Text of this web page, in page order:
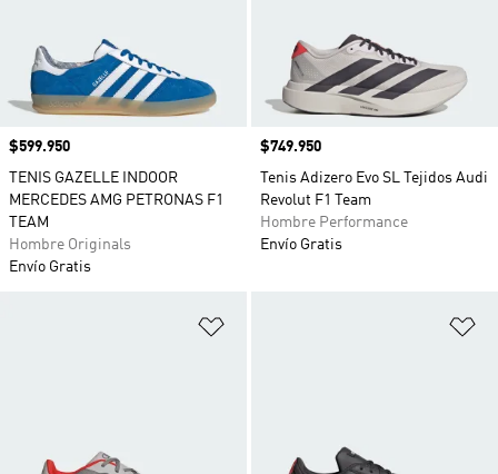
Precio
$599.950
TENIS GAZELLE INDOOR
MERCEDES AMG PETRONAS F1
TEAM
Hombre Originals
Envío Gratis
Precio
$749.950
Tenis Adizero Evo SL Tejidos Audi
Revolut F1 Team
Hombre Performance
Envío Gratis